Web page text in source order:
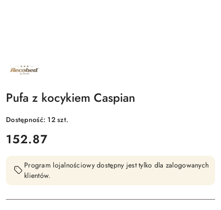
NAZWA
PRODUCENTA:
Pufa z kocykiem Caspian
Dostępność: 12szt.
cena:
152.87
Program lojalnościowy dostępny jest tylko dla zalogowanych
klientów.